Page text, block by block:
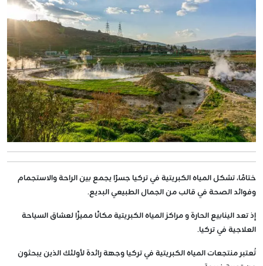
ختامًا، تشكل المياه الكبريتية في تركيا جسرًا يجمع بين الراحة والاستجمام
وفوائد الصحة في قالب من الجمال الطبيعي البديع.
إذ تعد الينابيع الحارة و مراكز المياه الكبريتية مكانًا مميزًا لعشاق السياحة
العلاجية في تركيا.
تُعتبر منتجعات المياه الكبريتية في تركيا وجهة رائدة لأولئك الذين يبحثون